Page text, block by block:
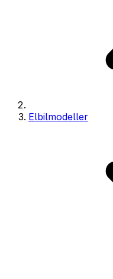
Elbilmodeller